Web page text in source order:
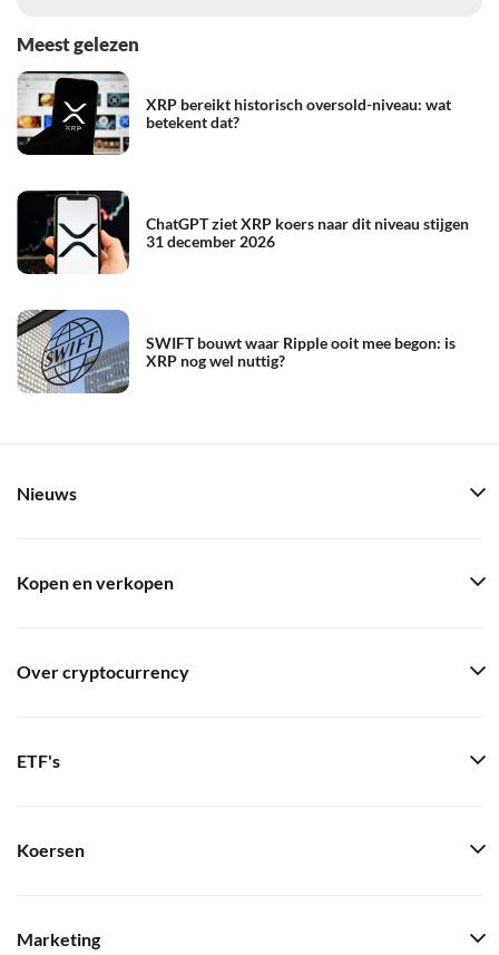
Meest gelezen
XRP bereikt historisch oversold-niveau: wat
betekent dat?
ChatGPT ziet XRP koers naar dit niveau stijgen
31 december 2026
SWIFT bouwt waar Ripple ooit mee begon: is
XRP nog wel nuttig?
Nieuws
Kopen en verkopen
Over cryptocurrency
ETF's
Koersen
Marketing